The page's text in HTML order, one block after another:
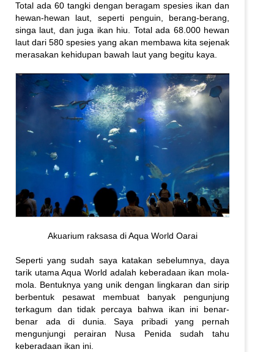
Total ada 60 tangki dengan beragam spesies ikan dan
hewan-hewan laut, seperti penguin, berang-berang,
singa laut, dan juga ikan hiu. Total ada 68.000 hewan
laut dari 580 spesies yang akan membawa kita sejenak
merasakan kehidupan bawah laut yang begitu kaya.
Akuarium raksasa di Aqua World Oarai
Seperti yang sudah saya katakan sebelumnya, daya
tarik utama Aqua World adalah keberadaan ikan mola-
mola. Bentuknya yang unik dengan lingkaran dan sirip
berbentuk pesawat membuat banyak pengunjung
terkagum dan tidak percaya bahwa ikan ini benar-
benar ada di dunia. Saya pribadi yang pernah
mengunjungi perairan Nusa Penida sudah tahu
keberadaan ikan ini.